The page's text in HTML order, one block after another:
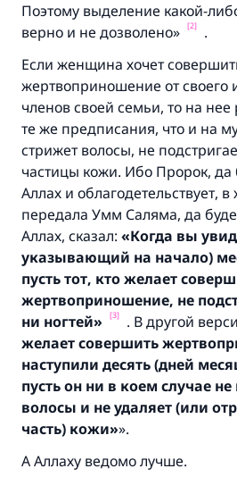
Поэтому выделение какой-
верно и не дозволено»
[2]
.
Если женщина хочет
жертвоприношение от своего
членов своей семьи, то на
те же предписания, что и на
стрижет волосы, не
частицы кожи. Ибо Пророк, да
Аллах и облагодетельствует,
передала Умм Саляма, да
Аллах, сказал: «Когда вы
указывающий на начало)
пусть тот, кто желает
жертвоприношение, не
ни ногтей»
[3] . В другой
желает совершить
наступили десять (дней
пусть он ни в коем случае не
волосы и не удаляет (или
часть) кожи»».
А Аллаху ведомо лучше.
Ответ № 110845
брак.
Помогите нам
Посланник Аллаха,
благословение,
«Указавшему на благое
же награда как и
(МУСЛИМ, №
Участвуйте